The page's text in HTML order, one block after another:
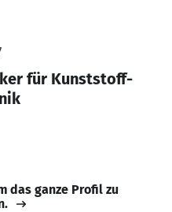
für Kunststoff-
das ganze Profil zu